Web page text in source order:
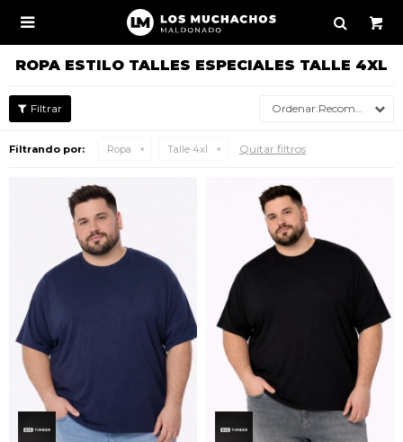

ROPA ESTILO TALLES ESPECIALES TALLE 4XL
Recomendados
Filtrando por: Ropa Talle 4xl Quitar filtros